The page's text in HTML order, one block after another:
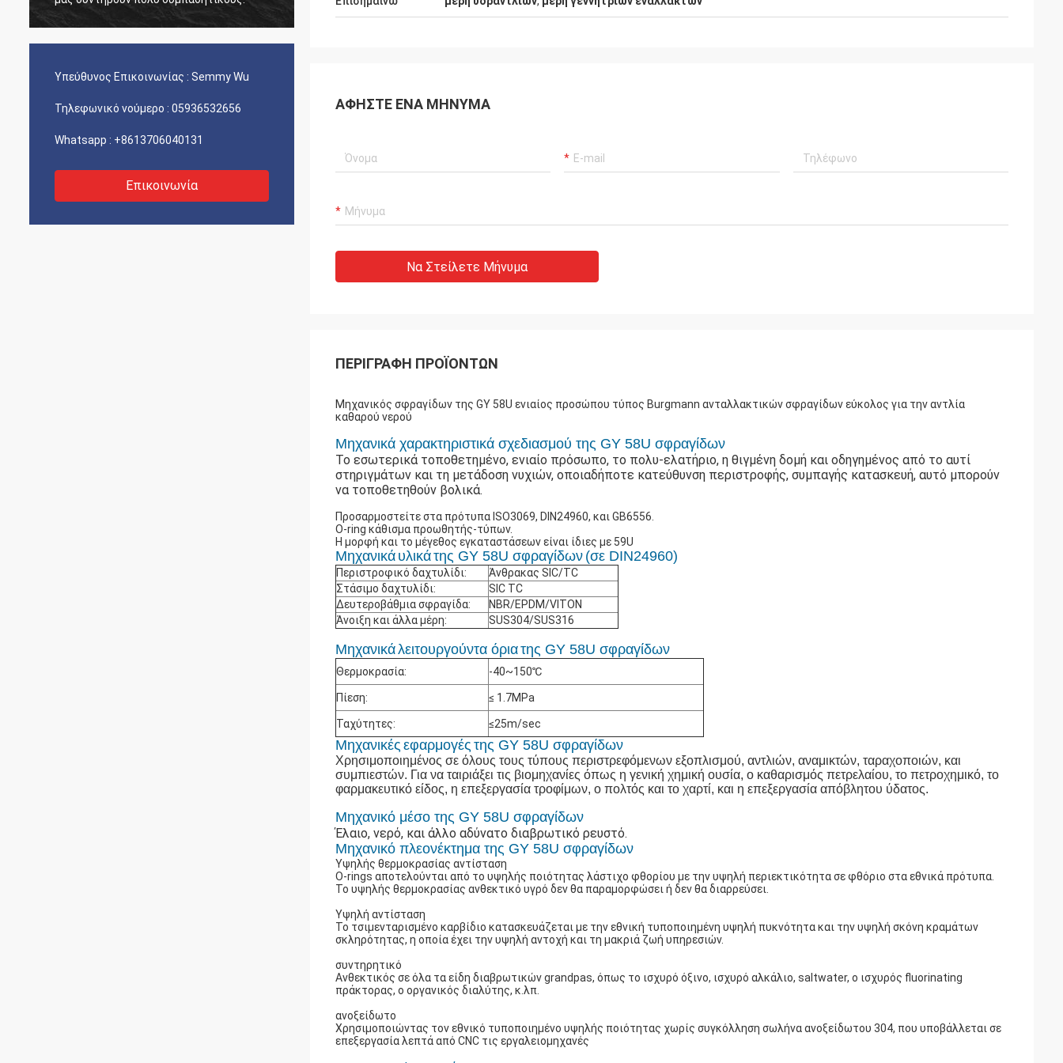
ευχαριστούμε.
Υπεύθυνος Επικοινωνίας : Semmy Wu
Τηλεφωνικό νούμερο : 05936532656
Whatsapp : +8613706040131
Επικοινωνία
ΑΦΉΣΤΕ ΈΝΑ ΜΉΝΥΜΑ
Να Στείλετε Μήνυμα
ΠΕΡΙΓΡΑΦΉ ΠΡΟΪΌΝΤΩΝ
Μηχανικός σφραγίδων της GY 58U ενιαίος προσώπου τύπος Burgmann ανταλλακτικών σφραγίδων εύκολος για την αντλία
καθαρού νερού
Μηχανικά χαρακτηριστικά σχεδιασμού της GY 58U σφραγίδων
Το εσωτερικά τοποθετημένο, ενιαίο πρόσωπο, το πολυ-ελατήριο, η θιγμένη δομή και οδηγημένος από το αυτί
στηριγμάτων και τη μετάδοση νυχιών, οποιαδήποτε κατεύθυνση περιστροφής, συμπαγής κατασκευή, αυτό μπορούν
να τοποθετηθούν βολικά.
Προσαρμοστείτε στα πρότυπα ISO3069, DIN24960, και GB6556.
O-ring κάθισμα προωθητής-τύπων.
Η μορφή και το μέγεθος εγκαταστάσεων είναι ίδιες με 59U
Μηχανικά υλικάτης GY 58U σφραγίδων (σε DIN24960)
Περιστροφικό δαχτυλίδι:
Άνθρακας SIC/TC
Στάσιμο δαχτυλίδι:
SIC TC
Δευτεροβάθμια σφραγίδα:
NBR/EPDM/VITON
Άνοιξη και άλλα μέρη:
SUS304/SUS316
Μηχανικάλειτουργούντα όριατης GY 58U σφραγίδων
Θερμοκρασία: -40~150℃
Πίεση: ≤ 1.7MPa
Ταχύτητες: ≤25m/sec
Μηχανικές εφαρμογές της GY 58U σφραγίδων
Χρησιμοποιημένος σε όλους τους τύπους περιστρεφόμενων εξοπλισμού, αντλιών, αναμικτών, ταραχοποιών, και
συμπιεστών. Για να ταιριάξει τις βιομηχανίες όπως η γενική χημική ουσία, ο καθαρισμός πετρελαίου, το πετροχημικό, το
φαρμακευτικό είδος, η επεξεργασία τροφίμων, ο πολτός και το χαρτί, και η επεξεργασία απόβλητου ύδατος.
Μηχανικό μέσο της GY 58U σφραγίδων
Έλαιο, νερό, και άλλο αδύνατο διαβρωτικό ρευστό.
Μηχανικό πλεονέκτημα της GY 58U σφραγίδων
Υψηλής θερμοκρασίας αντίσταση
O-rings αποτελούνται από το υψηλής ποιότητας λάστιχο φθορίου με την υψηλή περιεκτικότητα σε φθόριο στα εθνικά πρότυπα.
Το υψηλής θερμοκρασίας ανθεκτικό υγρό δεν θα παραμορφώσει ή δεν θα διαρρεύσει.
Υψηλή αντίσταση
Το τσιμενταρισμένο καρβίδιο κατασκευάζεται με την εθνική τυποποιημένη υψηλή πυκνότητα και την υψηλή σκόνη κραμάτων
σκληρότητας, η οποία έχει την υψηλή αντοχή και τη μακριά ζωή υπηρεσιών.
συντηρητικό
Ανθεκτικός σε όλα τα είδη διαβρωτικών grandpas, όπως το ισχυρό όξινο, ισχυρό αλκάλιο, saltwater, ο ισχυρός fluorinating
πράκτορας, ο οργανικός διαλύτης, κ.λπ.
ανοξείδωτο
Χρησιμοποιώντας τον εθνικό τυποποιημένο υψηλής ποιότητας χωρίς συγκόλληση σωλήνα ανοξείδωτου 304, που υποβάλλεται σε
επεξεργασία λεπτά από CNC τις εργαλειομηχανές